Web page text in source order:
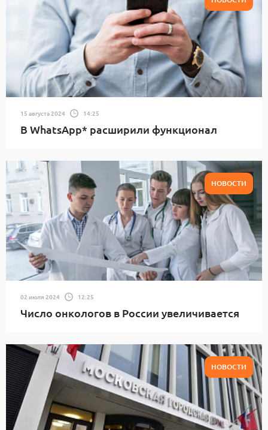
15 августа 2024 14:25
В WhatsApp* расширили функционал
НОВОСТИ
02 июля 2024 12:25
Число онкологов в России увеличивается
НОВОСТИ